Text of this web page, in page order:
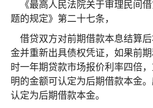
《最高人民法院关于审理民间
题的规定》第二十七条，
借贷双方对前期借款本息结算
金并重新出具债权凭证，如果前
时一年期贷款市场报价利率四倍
明的金额可认定为后期借款本金
认定为后期借款本金。